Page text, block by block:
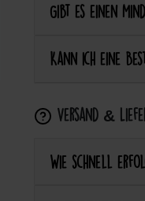
Gibt es einen
Kann ich eine
Versand &
Wie schnell